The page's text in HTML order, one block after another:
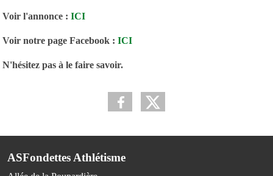
Voir l'annonce : ICI
Voir notre page Facebook : ICI
N'hésitez pas à le faire savoir.
ASFondettes Athlétisme